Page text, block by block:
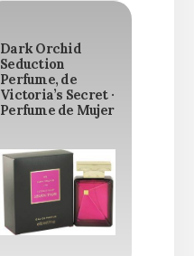
Dark Orchid
Seduction
Perfume, de
Victoria’s Secret ·
Perfume de Mujer